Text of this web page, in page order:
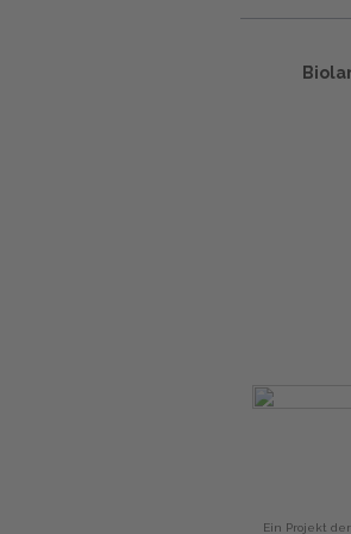
Ein Projekt